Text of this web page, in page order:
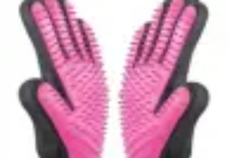
Système Irrigation
InstallationMaintenanceInnovations en irrigationInstallation et
Réglages Entretien et Maintenance
Système Irrigation